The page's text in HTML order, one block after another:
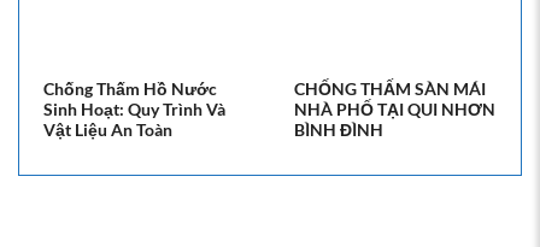
Chống Thấm Hồ Nước
Sinh Hoạt: Quy Trình Và
Vật Liệu An Toàn
CHỐNG THẤM SÀN MÁI
NHÀ PHỐ TẠI QUI NHƠN
BÌNH ĐÌNH